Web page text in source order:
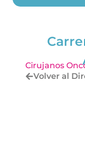
Cirujanos
Volver al